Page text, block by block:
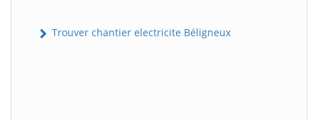
Trouver chantier electricite Béligneux